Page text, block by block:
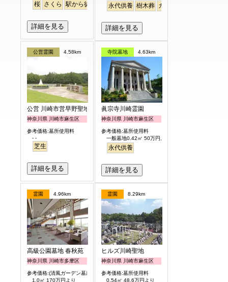
桜 さくら 駅から徒歩
詳細を見る
永代供養 樹木葬 ガーデニング
詳細を見る
公営霊園 4.58km
公営 川崎市営早野聖地公園
神奈川県 川崎市麻生区
参考価格:墓所使用料
- -
芝生
詳細を見る
寺院墓地 4.63km
眞宗寺川崎霊園
神奈川県 川崎市麻生区
参考価格:墓所使用料
一般墓地0.42㎡ 50万円より
永代供養
詳細を見る
霊園 4.96km
高級公園墓地 春秋苑
神奈川県 川崎市多摩区
参考価格:(清風ガーデン墓所)
1.0㎡ 170万円より
霊園 8.29km
ヒルズ川崎聖地
神奈川県 川崎市麻生区
参考価格:墓所使用料
0.54㎡ 48.6万円より